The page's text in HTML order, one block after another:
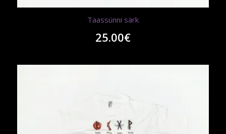
Taassünni särk
25.00€